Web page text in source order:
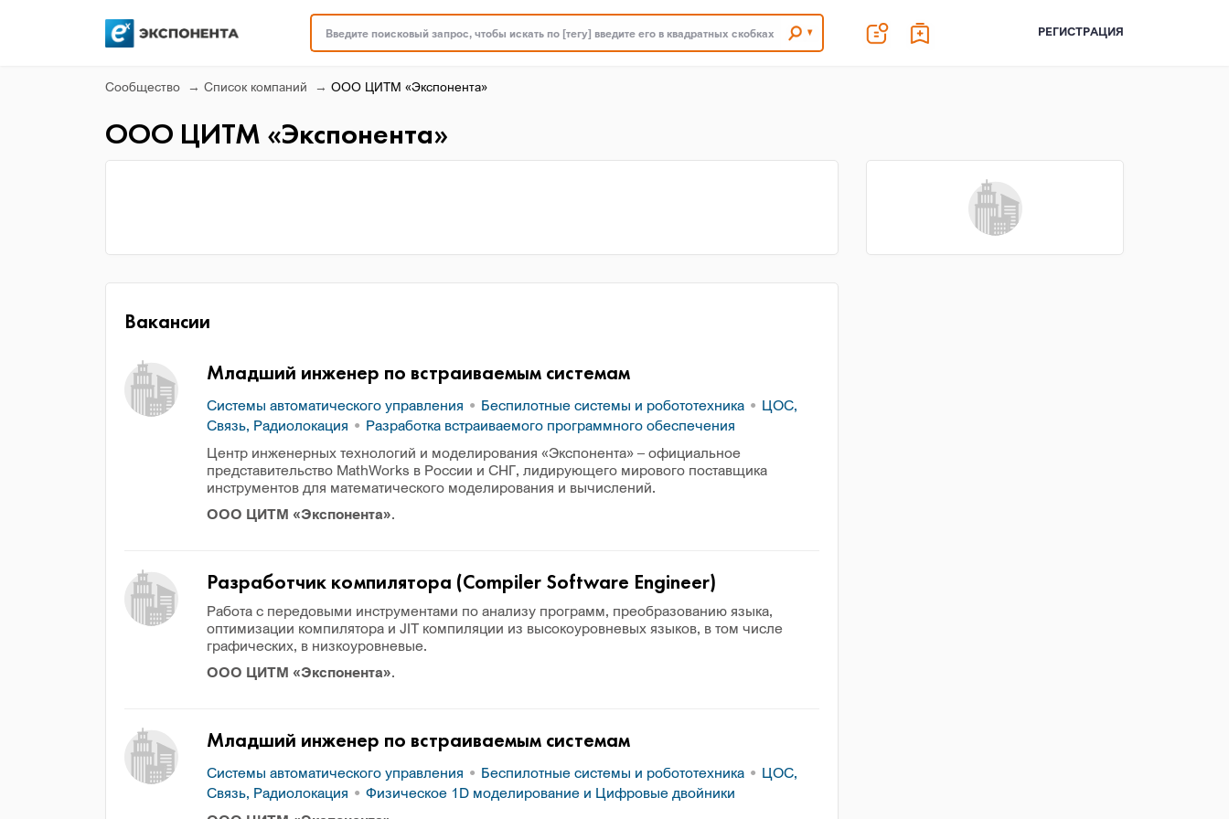
Введите поисковый запрос, чтобы искать по [тегу] введите его в квадратных скобках РЕГИСТРАЦИЯ
Сообщество Список компаний ООО ЦИТМ «Экспонента»
ООО ЦИТМ «Экспонента»
Вакансии
Младший инженер по встраиваемым системам
Системы автоматического управления Беспилотные системы и робототехника
ЦОС,
Связь, Радиолокация
Разработка встраиваемого программного обеспечения
Центр инженерных технологий и моделирования «Экспонента» ­– официальное
представительство MathWorks в России и СНГ, лидирующего мирового поставщика
инструментов для математического моделирования и вычислений.
ООО ЦИТМ «Экспонента».
Разработчик компилятора (Compiler Software Engineer)
Работа с передовыми инструментами по анализу программ, преобразованию языка,
оптимизации компилятора и JIT компиляции из высокоуровневых языков, в том числе
графических, в низкоуровневые.
ООО ЦИТМ «Экспонента».
Младший инженер по встраиваемым системам
Системы автоматического управления Беспилотные системы и робототехника
ЦОС,
Связь, Радиолокация
Физическое 1D моделирование и Цифровые двойники